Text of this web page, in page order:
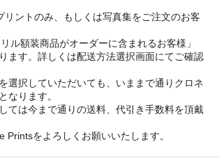
リントのみ、もしくは写真集をご注文のお客
ル額装商品がオーダーに含まれるお客様」
ます。詳しくは配送方法選択画面にてご確認
選択していただいても、いままで通りクロネ
なります。
ては今まで通りの送料、代引き手数料を頂戴
Printsをよろしくお願いいたします。